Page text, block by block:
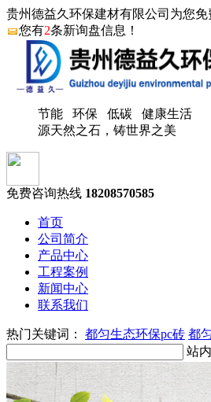
贵州德益久环保建材有限公司为您免
您有2条新询盘信息！
节能 环保 低碳 健康生活
源天然之石，铸世界之美
免费咨询热线 18208570585
首页
公司简介
产品中心
工程案例
新闻中心
联系我们
热门关键词： 都匀生态环保pc砖 都
站内